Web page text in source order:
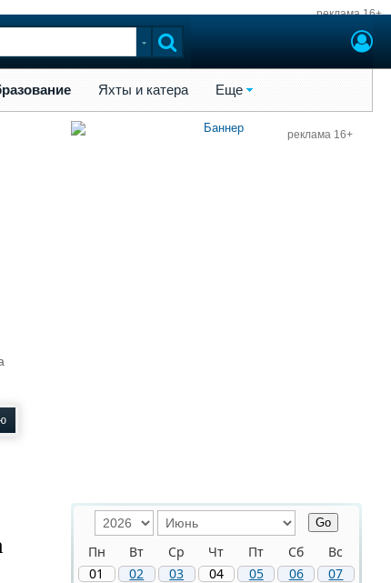
реклама 16+
Яхты и катера Еще
реклама 16+
Пн Вт Ср Чт Пт Сб
Вс
01
02 03 04 05 06
07